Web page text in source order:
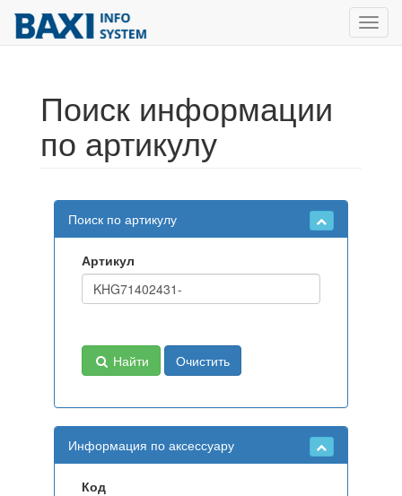
Поиск информации
по артикулу
Поиск по артикулу
Артикул
Найти Очистить
Информация по аксессуару
Код